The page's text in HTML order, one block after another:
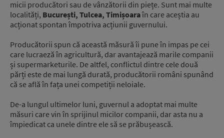
micii producători sau de vânzătorii din piețe. Sunt mai multe
localități, București, Tulcea, Timișoaraîn care aceștia au
acționat spontan împotriva acțiunii guvernului.
Producătorii spun că această măsură îi pune în impas pe cei
care lucraeză în agricultură, dar avantajează marile companii
și supermarketurile. De altfel, conflictul dintre cele două
părți este de mai lungă durată, producătorii români spunând
că se află în fața unei competiții neloiale.
De-a lungul ultimelor luni, guvernul a adoptat mai multe
măsuri care vin în sprijinul micilor companii, dar asta nu a
împiedicat ca unele dintre ele să se prăbușească.